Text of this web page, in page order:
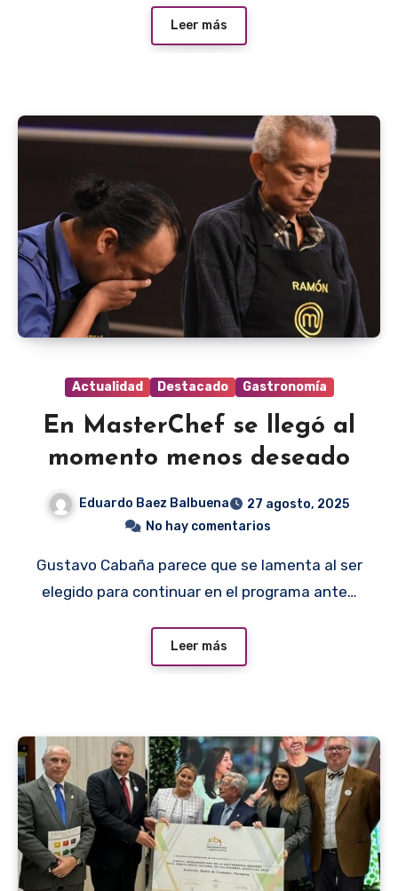
Leer más
Actualidad Destacado Gastronomía
En MasterChef se llegó al
momento menos deseado
Eduardo Baez Balbuena
27 agosto, 2025
No hay comentarios
Gustavo Cabaña parece que se lamenta al ser
elegido para continuar en el programa ante…
Leer más